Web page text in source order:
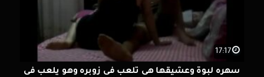
17:17
سهره لبوة وعشيقها هى تلعب فى زوبره وهو يلعب فى